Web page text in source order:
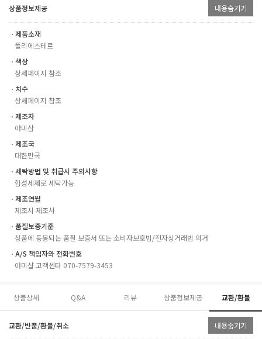
상품정보제공 내용숨기기
ㆍ제품소재
폴리에스테르
ㆍ색상
상세페이지 참조
ㆍ치수
상세페이지 참조
ㆍ제조자
아미샵
ㆍ제조국
대한민국
ㆍ세탁방법 및 취급시 주의사항
합성세제로 세탁가능
ㆍ제조연월
제조시 제조사
ㆍ품질보증기준
상품에 동봉되는 품질 보증서 또는 소비자보호법/전자상거래법 의거
ㆍA/S 책임자와 전화번호
아미샵 고객센타 070-7579-3453
상품상세 Q&A 리뷰 상품정보제공 교환/환불
교환/반품/환불/취소 내용숨기기